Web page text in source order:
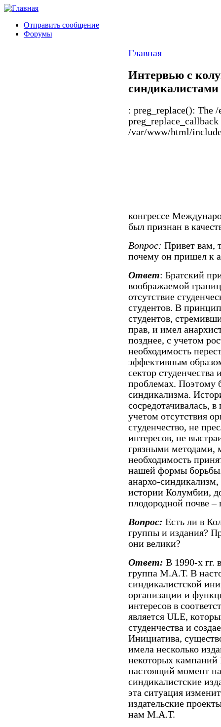
Отправить сообщение
Форумы
Главная
Интервью с
синдикалистами
: preg_replace(): The
/var/www/html/
конгрессе
был признан в
Вопрос: Привет вам,
почему он пришел к
Ответ: Братский
воображаемой
отсутствие
студентов. В
студентов,
прав, и имел
позднее, с учетом
необходимость
эффективным
сектор студенчества
проблемах. Поэтому
синдикализма.
сосредотачивалась,
учетом отсутствия
студенчество, не
интересов, не
грязными методами,
необходимость
нашей формы
анархо-
истории Колумбии,
плодородной почве –
Вопрос: Есть ли в
группы и издания?
они велики?
Ответ: В 1990-х гг.
группа М.А.Т. В
синдикалистской
организации и
интересов в
является ULE,
студенчества и
Инициатива,
имела несколько
некоторых кампаний
настоящий момент
синдикалистские
эта ситуация
издательские
нам М.А.Т.